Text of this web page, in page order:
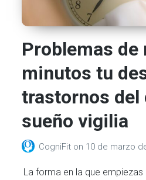
Problemas de
minutos tu
trastornos del
sueño vigilia
CogniFit on 10 de marzo
La forma en la que